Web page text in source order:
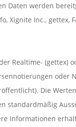
Daten werden
, Xignite Inc., gettex,
Realtime- (gettex)
oder
Die
standardmäßig
Informationen